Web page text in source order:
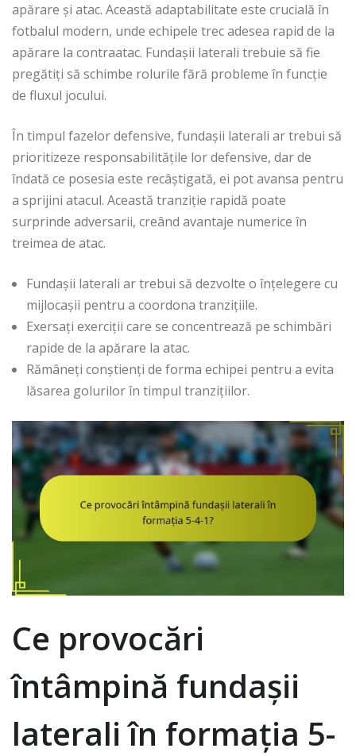
apărare și atac. Această adaptabilitate este crucială în
fotbalul modern, unde echipele trec adesea rapid de la
apărare la contraatac. Fundașii laterali trebuie să fie
pregătiți să schimbe rolurile fără probleme în funcție
de fluxul jocului.
În timpul fazelor defensive, fundașii laterali ar trebui să
prioritizeze responsabilitățile lor defensive, dar de
îndată ce posesia este recâștigată, ei pot avansa pentru
a sprijini atacul. Această tranziție rapidă poate
surprinde adversarii, creând avantaje numerice în
treimea de atac.
Fundașii laterali ar trebui să dezvolte o înțelegere cu
mijlocașii pentru a coordona tranzițiile.
Exersați exerciții care se concentrează pe schimbări
rapide de la apărare la atac.
Rămâneți conștienți de forma echipei pentru a evita
lăsarea golurilor în timpul tranzițiilor.
Ce provocări
întâmpină fundașii
laterali în formația 5-